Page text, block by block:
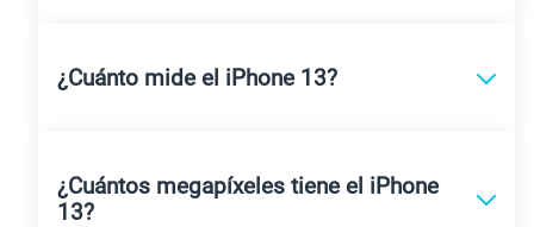
¿Cuánto mide el iPhone 13?
¿Cuántos megapíxeles tiene el iPhone
13?